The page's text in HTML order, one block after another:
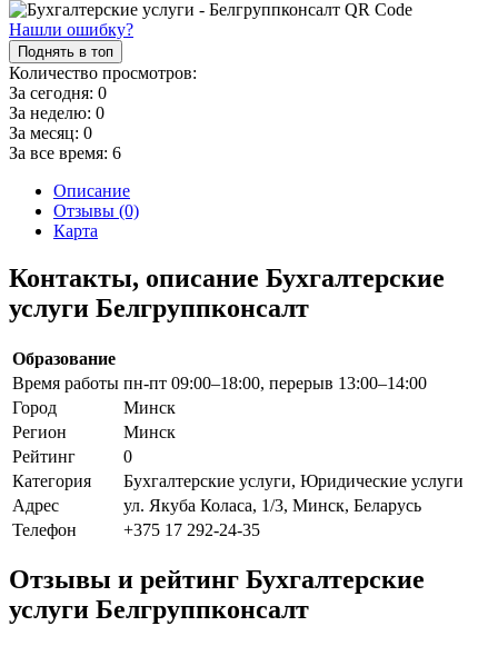
Нашли ошибку?
Поднять в топ
Количество просмотров:
За сегодня: 0
За неделю: 0
За месяц: 0
За все время: 6
Описание
Отзывы (0)
Карта
Контакты, описание Бухгалтерские
услуги Белгруппконсалт
Образование
Время работы пн-пт 09:00–18:00, перерыв 13:00–14:00
Город
Минск
Регион
Минск
Рейтинг
0
Категория
Бухгалтерские услуги, Юридические услуги
Адрес
ул. Якуба Коласа, 1/3, Минск, Беларусь
Телефон
+375 17 292-24-35
Отзывы и рейтинг Бухгалтерские
услуги Белгруппконсалт